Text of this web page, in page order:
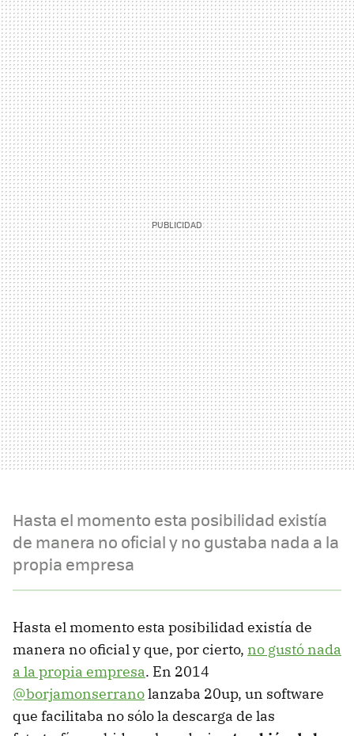
Hasta el momento esta posibilidad existía
de manera no oficial y no gustaba nada a la
propia empresa
Hasta el momento esta posibilidad existía de
manera no oficial y que, por cierto, no gustó nada
a la propia empresa. En 2014
@borjamonserranolanzaba 20up, un software
que facilitaba no sólo la descarga de las